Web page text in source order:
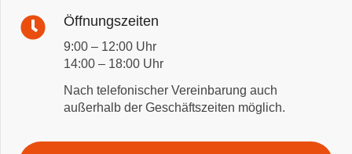
Öffnungszeiten
9:00 – 12:00 Uhr
14:00 – 18:00 Uhr
Nach telefonischer Vereinbarung auch
außerhalb der Geschäftszeiten möglich.